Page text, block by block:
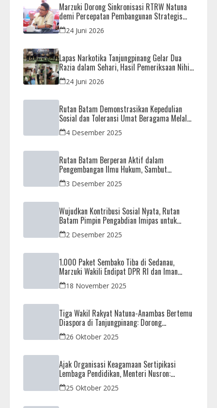
Marzuki Dorong Sinkronisasi RTRW Natuna
demi Percepatan Pembangunan Strategis
Daerah24 Juni 2026
Lapas Narkotika Tanjungpinang Gelar Dua
Razia dalam Sehari, Hasil Pemeriksaan Nihil
Barang Terlarang
24 Juni 2026
Rutan Batam Demonstrasikan Kepedulian
Sosial dan Toleransi Umat Beragama Melalui
Doa Bersama Korban Bencana
4 Desember 2025
Rutan Batam Berperan Aktif dalam
Pengembangan Ilmu Hukum, Sambut
Kunjungan Observasi Mahasiswa UIB
3 Desember 2025
Wujudkan Kontribusi Sosial Nyata, Rutan
Batam Pimpin Pengabdian Imipas untuk
Negeri di Masjid Syahrom Ba’dawi
2 Desember 2025
1.000 Paket Sembako Tiba di Sedanau,
Marzuki Wakili Endipat DPR RI dan Iman
Sutiawan Kawal Reses di Natuna
18 November 2025
Tiga Wakil Rakyat Natuna-Anambas Bertemu
Diaspora di Tanjungpinang: Dorong
Pemekaran Provinsi dan Jamin Pemerataan
Pembangunan
26 Oktober 2025
Ajak Organisasi Keagamaan Sertipikasi
Lembaga Pendidikan, Menteri Nusron:
Sebagai Early Warning System
25 Oktober 2025